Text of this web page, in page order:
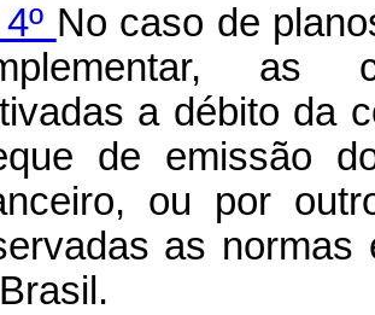
No caso de
as
a débito da
de emissão
ou por
as normas